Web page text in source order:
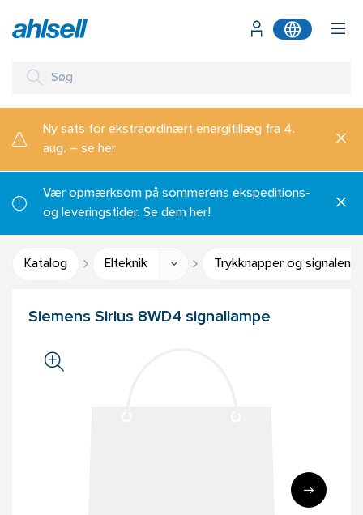
Ny sats for ekstraordinært energitillæg fra 4.
aug. – se her
Vær opmærksom på sommerens ekspeditions-
og leveringstider. Se dem her!
Katalog Elteknik Trykknapper og
Siemens Sirius 8WD4 signallampe